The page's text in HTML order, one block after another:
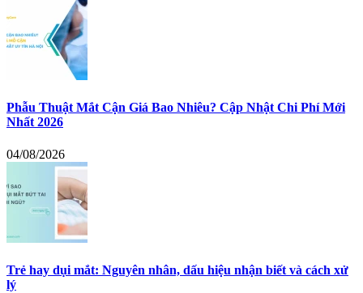
Phẫu Thuật Mắt Cận Giá Bao Nhiêu? Cập Nhật Chi Phí Mới
Nhất 2026
04/08/2026
Trẻ hay dụi mắt: Nguyên nhân, dấu hiệu nhận biết và cách xử
lý